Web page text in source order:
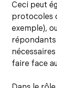
Ceci peut
protocoles
exemple),
répondants
faire face